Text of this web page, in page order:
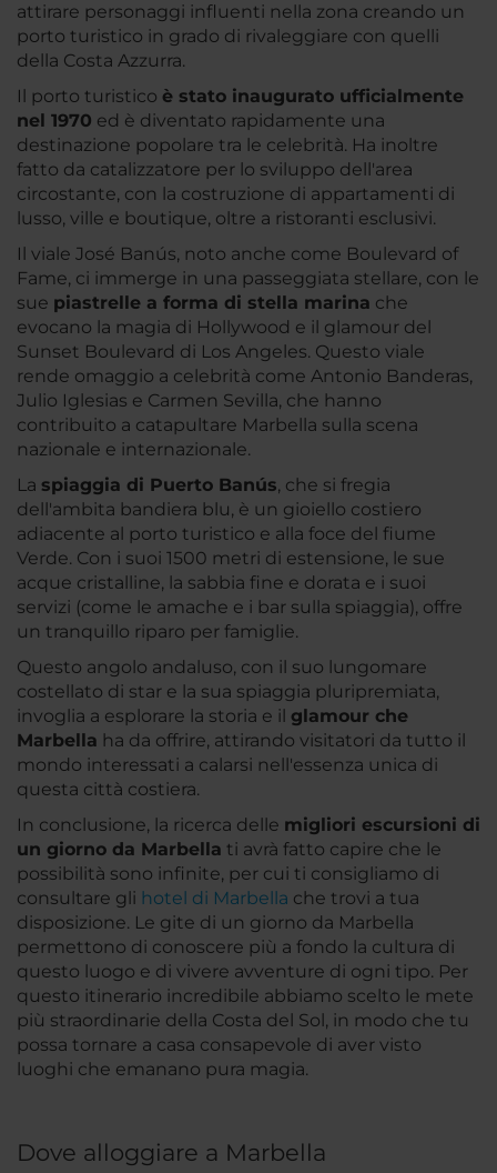
attirare personaggi influenti nella zona creando un
porto turistico in grado di rivaleggiare con quelli
della Costa Azzurra.
Il porto turistico è stato inaugurato ufficialmente
nel 1970 ed è diventato rapidamente una
destinazione popolare tra le celebrità. Ha inoltre
fatto da catalizzatore per lo sviluppo dell'area
circostante, con la costruzione di appartamenti di
lusso, ville e boutique, oltre a ristoranti esclusivi.
Il viale José Banús, noto anche come Boulevard of
Fame, ci immerge in una passeggiata stellare, con le
sue piastrelle a forma di stella marina che
evocano la magia di Hollywood e il glamour del
Sunset Boulevard di Los Angeles. Questo viale
rende omaggio a celebrità come Antonio Banderas,
Julio Iglesias e Carmen Sevilla, che hanno
contribuito a catapultare Marbella sulla scena
nazionale e internazionale.
La spiaggia di Puerto Banús, che si fregia
dell'ambita bandiera blu, è un gioiello costiero
adiacente al porto turistico e alla foce del fiume
Verde. Con i suoi 1500 metri di estensione, le sue
acque cristalline, la sabbia fine e dorata e i suoi
servizi (come le amache e i bar sulla spiaggia), offre
un tranquillo riparo per famiglie.
Questo angolo andaluso, con il suo lungomare
costellato di star e la sua spiaggia pluripremiata,
invoglia a esplorare la storia e il glamour che
Marbella ha da offrire, attirando visitatori da tutto il
mondo interessati a calarsi nell'essenza unica di
questa città costiera.
In conclusione, la ricerca delle migliori escursioni di
un giorno da Marbella ti avrà fatto capire che le
possibilità sono infinite, per cui ti consigliamo di
consultare gli hotel di Marbella che trovi a tua
disposizione. Le gite di un giorno da Marbella
permettono di conoscere più a fondo la cultura di
questo luogo e di vivere avventure di ogni tipo. Per
questo itinerario incredibile abbiamo scelto le mete
più straordinarie della Costa del Sol, in modo che tu
possa tornare a casa consapevole di aver visto
luoghi che emanano pura magia.
Dove alloggiare a Marbella